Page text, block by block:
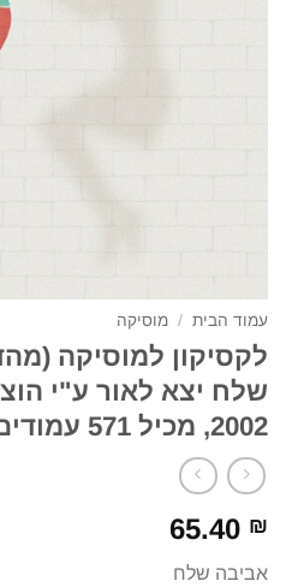
עמוד הבית / מוסיקה
שלח יצא לאור ע"י
2002, מכיל 571 עמודים
65.40 ₪
אביבה שלח